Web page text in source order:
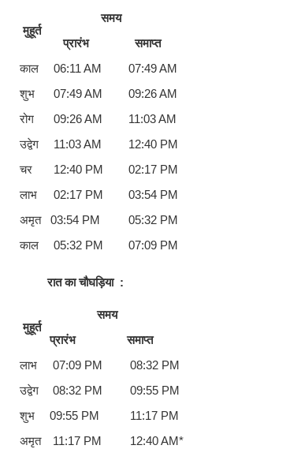
मुहूर्त
समय
प्रारंभ
समाप्त
काल
06:11 AM
07:49 AM
शुभ
07:49 AM
09:26 AM
रोग
09:26 AM
11:03 AM
उद्वेग
11:03 AM
12:40 PM
चर
12:40 PM
02:17 PM
लाभ
02:17 PM
03:54 PM
अमृत
03:54 PM
05:32 PM
काल
05:32 PM 07:09 PM
रात का चौघड़िया :
मुहूर्त
समय
प्रारंभ
समाप्त
लाभ
07:09 PM
08:32 PM
उद्वेग
08:32 PM
09:55 PM
शुभ
09:55 PM
11:17 PM
अमृत
11:17 PM
12:40 AM*